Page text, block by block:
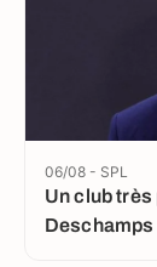
Un club
Deschamps
06/08 - SPL